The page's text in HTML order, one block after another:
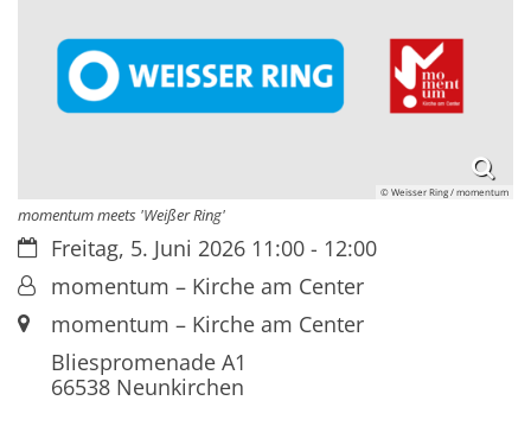
© Weisser Ring / momentum
momentum meets 'Weißer Ring'
Datum:Freitag, 5. Juni 2026 11:00 - 12:00
Von:momentum – Kirche am Center
Ort:momentum – Kirche am Center
Bliespromenade A1
66538Neunkirchen